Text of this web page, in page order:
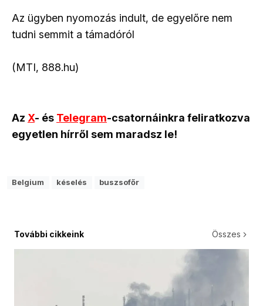
Az ügyben nyomozás indult, de egyelőre nem
tudni semmit a támadóról
(MTI, 888.hu)
Az X- és Telegram-csatornáinkra feliratkozva
egyetlen hírről sem maradsz le!
Belgium késelés buszsofőr
További cikkeink Összes